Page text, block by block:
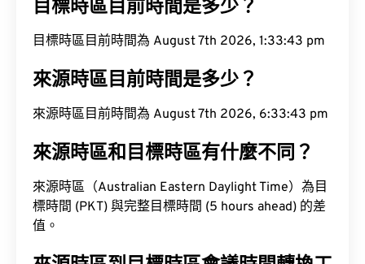
目標時區目前時間是多少？
目標時區目前時間為 August 7th 2026, 1:33:44 pm
來源時區目前時間是多少？
來源時區目前時間為 August 7th 2026, 6:33:44 pm
來源時區和目標時區有什麼不同？
來源時區（Australian Eastern Daylight Time）為目
標時間 (PKT) 與完整目標時間 (5 hours ahead) 的差
值。